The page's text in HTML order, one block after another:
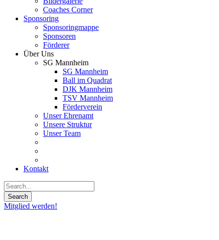
Coaches Corner
Sponsoring
Sponsoringmappe
Sponsoren
Förderer
Über Uns
SG Mannheim
SG Mannheim
Ball im Quadrat
DJK Mannheim
TSV Mannheim
Förderverein
Unser Ehrenamt
Unsere Struktur
Unser Team
Kontakt
Mitglied werden!